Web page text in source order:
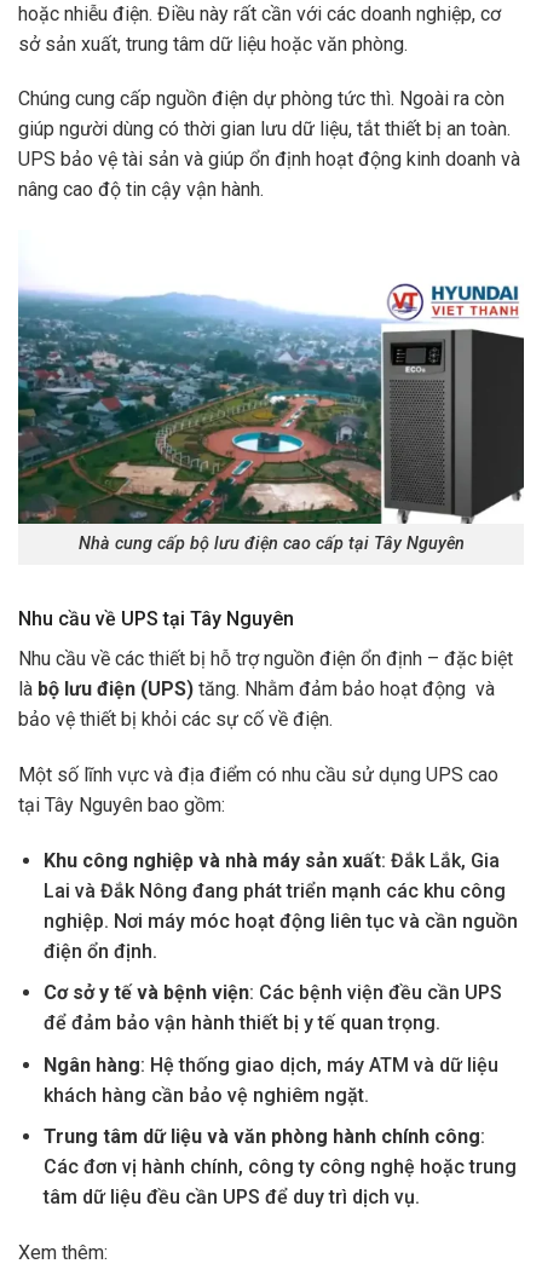
hoặc nhiễu điện. Điều này rất cần với các doanh nghiệp, cơ
sở sản xuất, trung tâm dữ liệu hoặc văn phòng.
Chúng cung cấp nguồn điện dự phòng tức thì. Ngoài ra còn
giúp người dùng có thời gian lưu dữ liệu, tắt thiết bị an toàn.
UPS bảo vệ tài sản và giúp ổn định hoạt động kinh doanh và
nâng cao độ tin cậy vận hành.
Nhà cung cấp bộ lưu điện cao cấp tại Tây Nguyên
Nhu cầu về UPS tại Tây Nguyên
Nhu cầu về các thiết bị hỗ trợ nguồn điện ổn định – đặc biệt
là bộ lưu điện (UPS) tăng. Nhằm đảm bảo hoạt động và
bảo vệ thiết bị khỏi các sự cố về điện.
Một số lĩnh vực và địa điểm có nhu cầu sử dụng UPS cao
tại Tây Nguyên bao gồm:
Khu công nghiệp và nhà máy sản xuất: Đắk Lắk, Gia
Lai và Đắk Nông đang phát triển mạnh các khu công
nghiệp. Nơi máy móc hoạt động liên tục và cần nguồn
điện ổn định.
Cơ sở y tế và bệnh viện: Các bệnh viện đều cần UPS
để đảm bảo vận hành thiết bị y tế quan trọng.
Ngân hàng: Hệ thống giao dịch, máy ATM và dữ liệu
khách hàng cần bảo vệ nghiêm ngặt.
Trung tâm dữ liệu và văn phòng hành chính công:
Các đơn vị hành chính, công ty công nghệ hoặc trung
tâm dữ liệu đều cần UPS để duy trì dịch vụ.
Xem thêm: